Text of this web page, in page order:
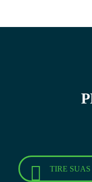
TIRE